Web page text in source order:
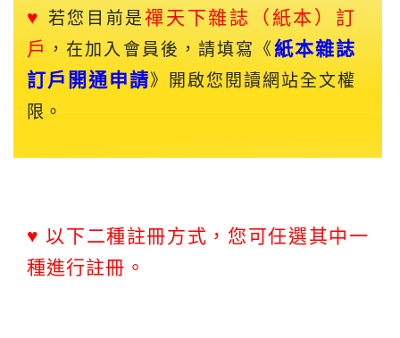
♥ 若您目前是禪天下雜誌（紙本）訂
戶 ，在加入會員後，請填寫《紙本雜誌
訂戶開通申請》開啟您閱讀網站全文權
限。
♥ 以下二種註冊方式，您可任選其中一
種進行註冊。